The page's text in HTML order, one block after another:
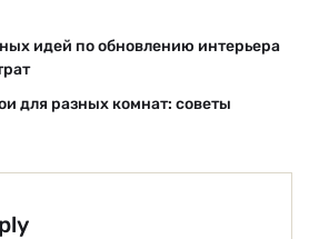
идей по обновлению интерьера
для разных комнат: советы